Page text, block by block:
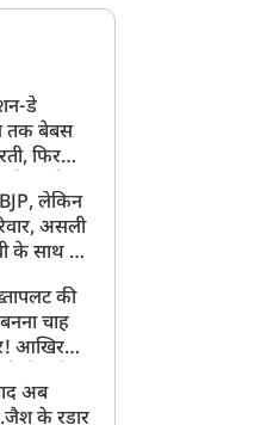
डे
तक बेबस
फिर
लेकिन
असली
के साथ हो
की
चाह
आखिर
अब
के रडार